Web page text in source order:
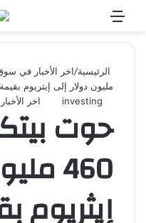
القائمة
الرئيسية/اخر الأخبار في
مليون دولار إلى إيثريوم بقيمة 806 مليون دولار وأرباح 100 مليون
investing
اخر
حوت
460